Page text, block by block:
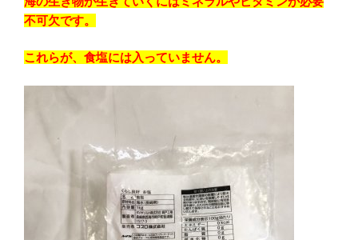
不可欠です。
これらが、食塩には入っていません。